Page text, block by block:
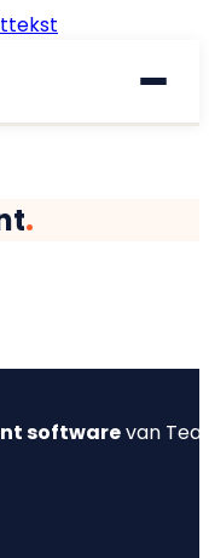
.
softwarevan